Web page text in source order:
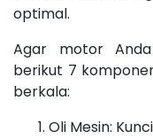
optimal.
Agar motor
berikut 7
berkala:
Oli Mesin: